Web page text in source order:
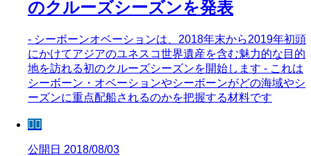
のクルーズシーズンを発表
- シーボーンオベーションは、2018年末から2019年初頭
にかけてアジアのユネスコ世界遺産を含む魅力的な目的
地を訪れる初のクルーズシーズンを開始します - これは
シーボーン・オベーションやシーボーンがどの海域やシ
ーズンに重点配船されるのかを把握する材料です
🧜‍♀️
公開日 2018/08/03